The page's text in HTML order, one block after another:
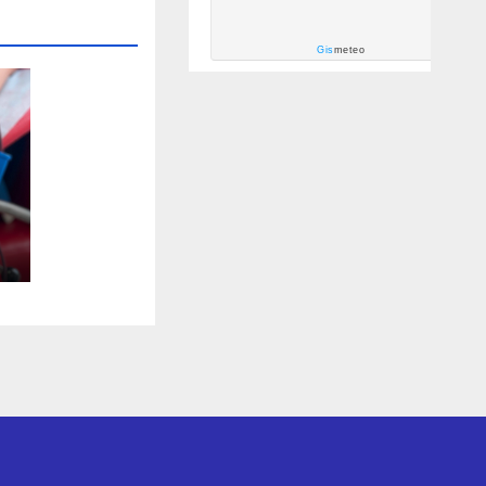
Gismeteo